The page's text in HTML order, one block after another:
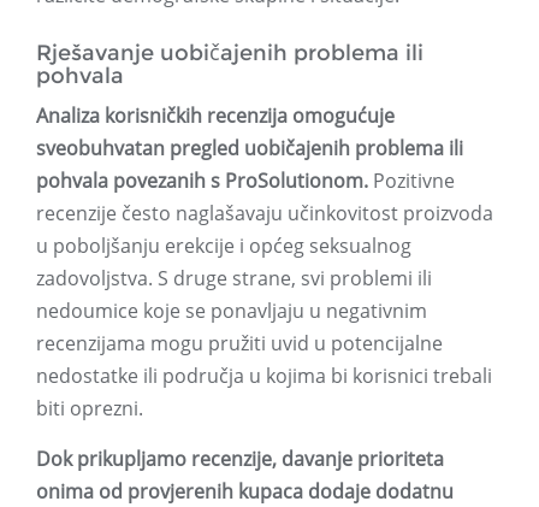
Rješavanje uobičajenih problema ili
pohvala
Analiza korisničkih recenzija omogućuje
sveobuhvatan pregled uobičajenih problema ili
pohvala povezanih s ProSolutionom. Pozitivne
recenzije često naglašavaju učinkovitost proizvoda
u poboljšanju erekcije i općeg seksualnog
zadovoljstva. S druge strane, svi problemi ili
nedoumice koje se ponavljaju u negativnim
recenzijama mogu pružiti uvid u potencijalne
nedostatke ili područja u kojima bi korisnici trebali
biti oprezni.
Dok prikupljamo recenzije, davanje prioriteta
onima od provjerenih kupaca dodaje dodatnu